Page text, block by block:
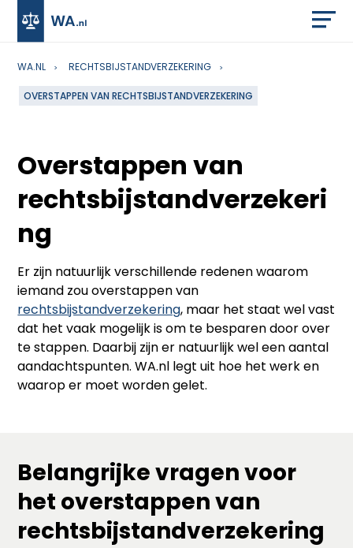
WA.NL RECHTSBIJSTANDVERZEKERING
OVERSTAPPEN VAN RECHTSBIJSTANDVERZEKERING
Overstappen van
rechtsbijstandverzekeri
ng
Er zijn natuurlijk verschillende redenen waarom
iemand zou overstappen van
rechtsbijstandverzekering, maar het staat wel vast
dat het vaak mogelijk is om te besparen door over
te stappen. Daarbij zijn er natuurlijk wel een aantal
aandachtspunten. WA.nl legt uit hoe het werk en
waarop er moet worden gelet.
Belangrijke vragen voor
het overstappen van
rechtsbijstandverzekering